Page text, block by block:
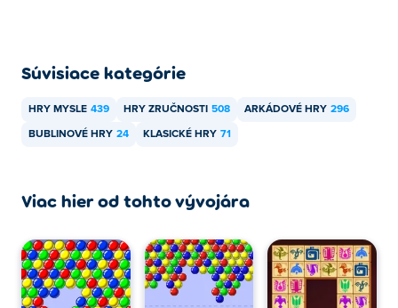
Súvisiace kategórie
HRY MYSLE 439 HRY ZRUČNOSTI 508 ARKÁDOVÉ HRY 296
BUBLINOVÉ HRY 24 KLASICKÉ HRY 71
Viac hier od tohto vývojára